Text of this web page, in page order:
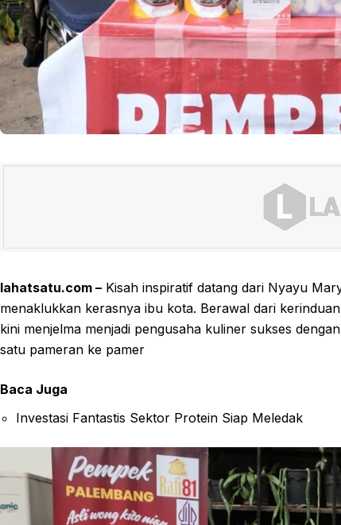
lahatsatu.com – Kisah inspiratif datang dari Nyayu
menaklukkan kerasnya ibu kota. Berawal dari
kini menjelma menjadi pengusaha kuliner sukses
satu pameran ke pamer
Baca Juga
Investasi Fantastis Sektor Protein Siap Meledak